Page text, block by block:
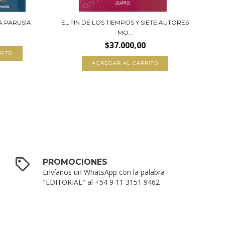
PARUSÍA
EL FIN DE LOS TIEMPOS Y SIETE AUTORES
MO...
$37.000,00
PROMOCIONES
Envíanos un WhatsApp con la palabra
"EDITORIAL" al +54 9 11 3151 9462